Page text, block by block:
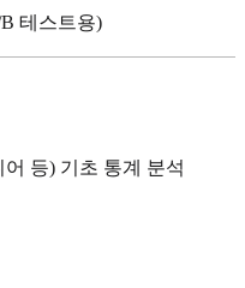
테스트용)
등) 기초 통계 분석